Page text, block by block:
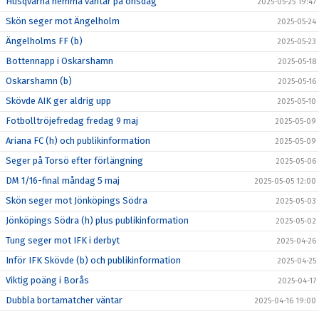
Skön seger mot Ängelholm 2025-05-24
Ängelholms FF (b) 2025-05-23
Bottennapp i Oskarshamn 2025-05-18
Oskarshamn (b) 2025-05-16
Skövde AIK ger aldrig upp 2025-05-10
Fotbolltröjefredag fredag 9 maj 2025-05-09
Ariana FC (h) och publikinformation 2025-05-09
Seger på Torsö efter förlängning 2025-05-06
DM 1/16-final måndag 5 maj 2025-05-05 12:00
Skön seger mot Jönköpings Södra 2025-05-03
Jönköpings Södra (h) plus publikinformation 2025-05-02
Tung seger mot IFK i derbyt 2025-04-26
Inför IFK Skövde (b) och publikinformation 2025-04-25
Viktig poäng i Borås 2025-04-17
Dubbla bortamatcher väntar 2025-04-16 19:00